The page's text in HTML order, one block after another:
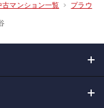
古マンション一覧 プラウ